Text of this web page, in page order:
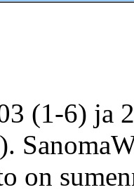
(1-6) ja
on